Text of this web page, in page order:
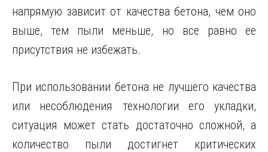
напрямую зависит от качества бетона, чем оно
выше, тем пыли меньше, но все равно ее
присутствия не избежать.
При использовании бетона не лучшего качества
или несоблюдения технологии его укладки,
ситуация может стать достаточно сложной, а
количество пыли достигнет критических